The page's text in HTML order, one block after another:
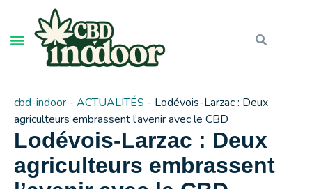
cbd-indoor - ACTUALITÉS - Lodévois-Larzac : Deux
agriculteurs embrassent l’avenir avec le CBD
Lodévois-Larzac : Deux
agriculteurs embrassent